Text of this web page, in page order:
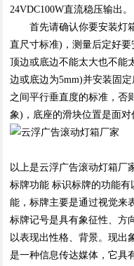
24VDC100W直流稳压输
首先请确认你要安装灯箱
直尺寸标准)，测量后定好
顶边或底边不能太大也不能
边或底边为5mm)并安装固
之间平行垂直度的标准，否
象)，底座的滑块位置是面对
以上是云浮广告滚动灯箱厂
标牌功能 标识标牌的功能
能，标牌主要是通过视觉来
标牌记号是具有象征性、方
以表现出性格、背景。现出
是一种信息传达媒体，它具